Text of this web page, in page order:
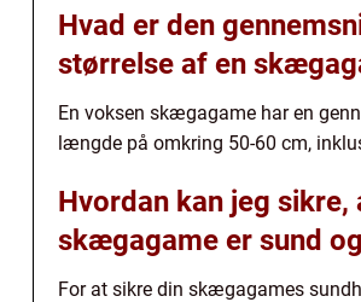
Hvad er den
størrelse af en
En voksen skægagame har en
længde på omkring 50-60 cm,
Hvordan kan jeg sikre,
skægagame er sund
For at sikre din skægagames